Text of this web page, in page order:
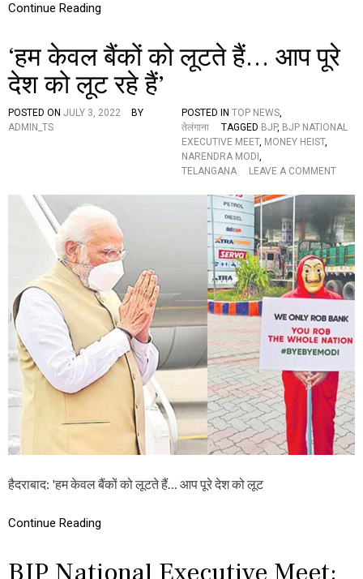
सी
आ
स
ल
गं
भी
र
भ्र
ष्टा
चा
र
हु
Continue Reading
‘हम केवल बैंकों को लूटते हैं… आप पूरे
देश को लूट रहे हैं’
POSTED ON JULY 3, 2022
BY
ADMIN_TS
POSTED IN TOP NEWS,
तेलंगाना
TAGGED BJP, BJP NATIONAL
EXECUTIVE MEET, MONEY HEIST,
NARENDRA MODI ,
TELANGANA
LEAVE A COMMENTO
ह
म
के
व
ल
बैं
कों
को
ट
हैं
…
आ
प
पू
रे
हैदराबाद: 'हम केवल बैंकों को लूटते हैं… आप पूरे देश को लूट
Continue Reading